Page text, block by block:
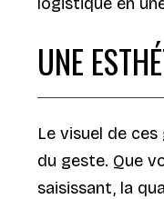
UNE
Le visuel de ces
du geste. Que
saisissant, la